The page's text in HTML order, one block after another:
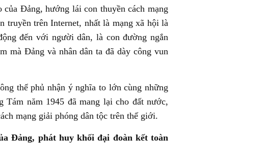
Đảng, hướng lái con thuyền cách mạng
trên Internet, nhất là mạng xã hội là
đến với người dân, là con đường ngắn
mà Đảng và nhân dân ta đã dày công vun
thể phủ nhận ý nghĩa to lớn cùng những
Tám năm 1945 đã mang lại cho đất nước,
mạng giải phóng dân tộc trên thế giới.
Đảng, phát huy khối đại đoàn kết toàn